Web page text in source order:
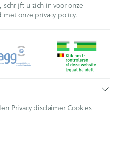
u zich in voor onze
met onze privacy policy.
Privacy disclaimer Cookies